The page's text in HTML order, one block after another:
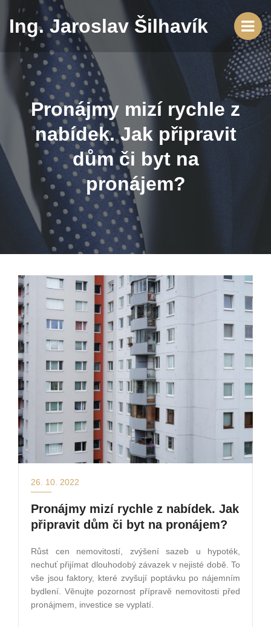
Ing. Jaroslav Šilhavík
Pronájmy mizí rychle z
nabídek. Jak připravit
dům či byt na
pronájem?
26. 10. 2022
Pronájmy mizí rychle z nabídek. Jak
připravit dům či byt na pronájem?
Růst cen nemovitostí, zvýšení sazeb u hypoték,
nechuť přijímat dlouhodobý závazek v nejisté době. To
vše jsou faktory, které zvyšují poptávku po nájemním
bydlení. Věnujte pozornost přípravě nemovitosti před
pronájmem, investice se vyplatí.